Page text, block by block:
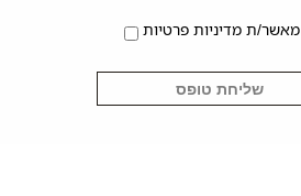
מאשר/ת מדיניות פרטיות